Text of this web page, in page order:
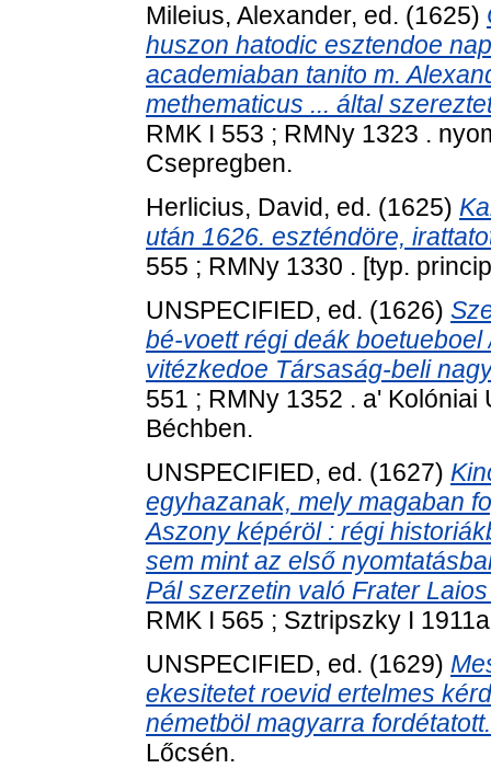
Mileius, Alexander, ed. (1625)
huszon hatodic esztendoe
academiaban tanito m.
methematicus ... által
RMK I 553 ; RMNy 1323 .
Csepregben.
Herlicius, David, ed. (1625)
után 1626. eszténdöre,
555 ; RMNy 1330 . [typ.
UNSPECIFIED, ed. (1626)
bé-voett régi deák boetueboel
vitézkedoe Társaság-beli
551 ; RMNy 1352 . a'
Béchben.
UNSPECIFIED, ed. (1627)
egyhazanak, mely magaban
Aszony képéröl : régi
sem mint az első
Pál szerzetin való Frater
RMK I 565 ; Sztripszky I
UNSPECIFIED, ed. (1629)
ekesitetet roevid ertelmes
németböl magyarra fordétatott.
Lőcsén.